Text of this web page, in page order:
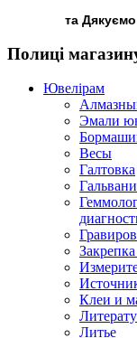
та
Полиці
Ювелірам
Эмали
Весы
Галтовка
Клеи и
Литье